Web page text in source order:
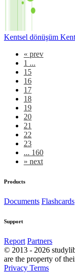
Kentsel dönüşüm
« prev
1 ...
15
16
17
18
19
20
21
22
23
... 160
» next
Products
Documents Flashcards
Support
Report Partners
© 2013 - 2026
are the property of
Privacy Terms